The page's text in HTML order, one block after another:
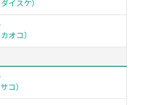
イスケ）
オコ）
コ）